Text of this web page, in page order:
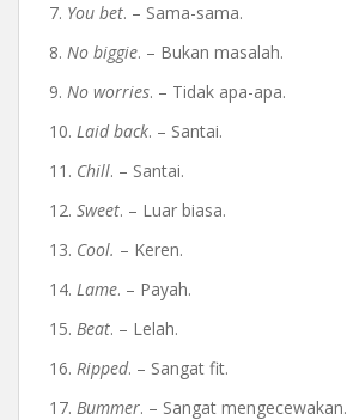
7. You bet. – Sama-sama.
8. No biggie. – Bukan masalah.
9. No worries. – Tidak apa-apa.
10. Laid back. – Santai.
11. Chill. – Santai.
12. Sweet. – Luar biasa.
13. Cool. – Keren.
14. Lame. – Payah.
15. Beat. – Lelah.
16. Ripped. – Sangat fit.
17. Bummer. – Sangat mengecewakan.